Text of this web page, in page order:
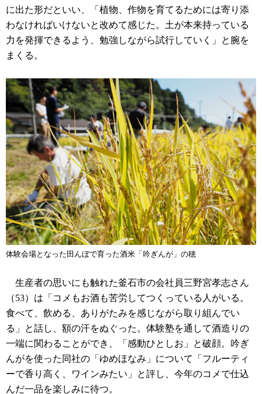
に出た形だといい、「植物、作物を育てるためには寄り添
わなければいけないと改めて感じた。土が本来持っている
力を発揮できるよう、勉強しながら試行していく」と腕を
まくる。
体験会場となった田んぼで育った酒米「吟ぎんが」の穂
生産者の思いにも触れた釜石市の会社員三野宮孝志さん
（53）は「コメもお酒も苦労してつくっている人がいる。
食べて、飲める、ありがたみを感じながら取り組んでい
る」と話し、額の汗をぬぐった。体験塾を通して酒造りの
一端に関わることができ、「感動ひとしお」と破顔。吟ぎ
んがを使った同社の「ゆめほなみ」について「フルーティ
ーで香り高く、ワインみたい」と評し、今年のコメで仕込
んだ一品を楽しみに待つ。